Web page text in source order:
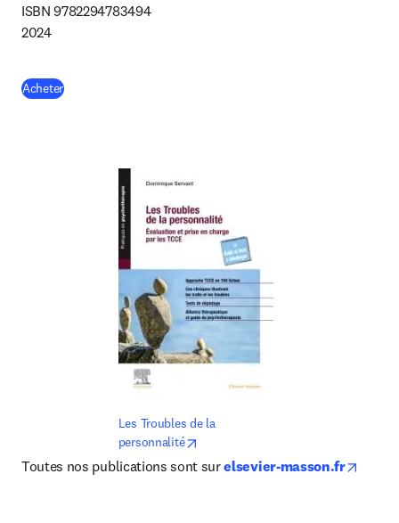
ISBN 9782294783494
2024
Acheter(
Les Troubles de la
personnalité
Toutes nos publications sont sur elsevier-masson.fr